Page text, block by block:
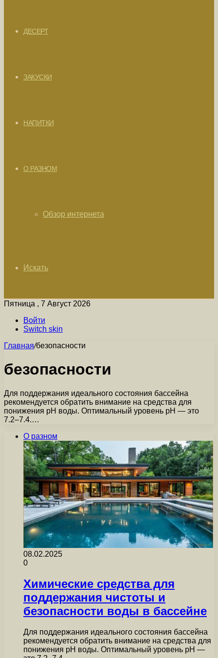
ДЕСЕРТ
ЗАКУСКИ
НАПИТКИ
О РАЗНОМ
Обзор интернета
Искать
Пятница , 7 Август 2026
Войти
Switch skin
Главная/безопасности
безопасности
Для поддержания идеального состояния бассейна
рекомендуется обратить внимание на средства для
понижения pH воды. Оптимальный уровень pH — это
7.2–7.4.…
О разном
08.02.2025
0
Химические средства для
поддержания чистоты и
безопасности воды в бассейне
Для поддержания идеального состояния бассейна
рекомендуется обратить внимание на средства для
понижения pH воды. Оптимальный уровень pH —